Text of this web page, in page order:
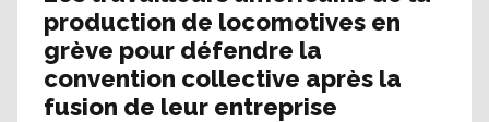
production de locomotives en
grève pour défendre la
convention collective après la
fusion de leur entreprise